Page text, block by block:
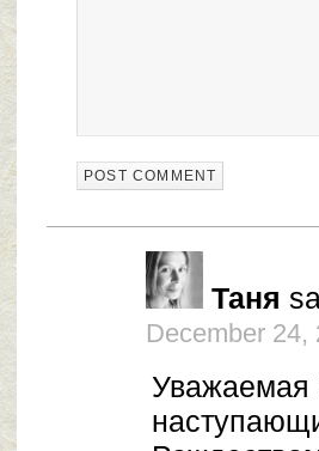
Таня
December 24,
Уважаемая